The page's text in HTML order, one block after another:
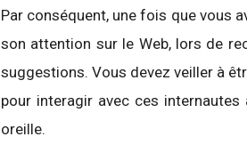
Par conséquent, une fois que vous
son attention sur le Web, lors de
suggestions. Vous devez veiller à
pour interagir avec ces
oreille.